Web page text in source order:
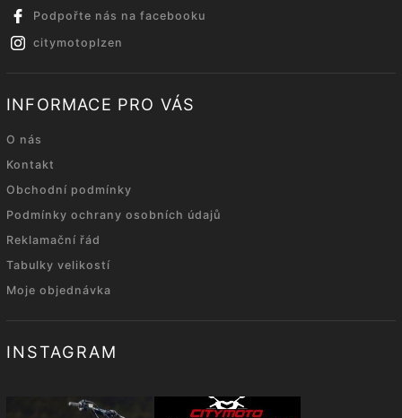
Podpořte nás na facebooku
citymotoplzen
INFORMACE PRO VÁS
O nás
Kontakt
Obchodní podmínky
Podmínky ochrany osobních údajů
Reklamační řád
Tabulky velikostí
Moje objednávka
INSTAGRAM